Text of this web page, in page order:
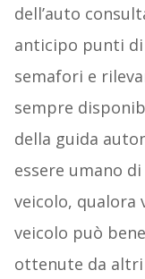
dell’auto
anticipo punti
semafori e
sempre
della guida
essere umano
veicolo, qualora
veicolo può
ottenute da altri